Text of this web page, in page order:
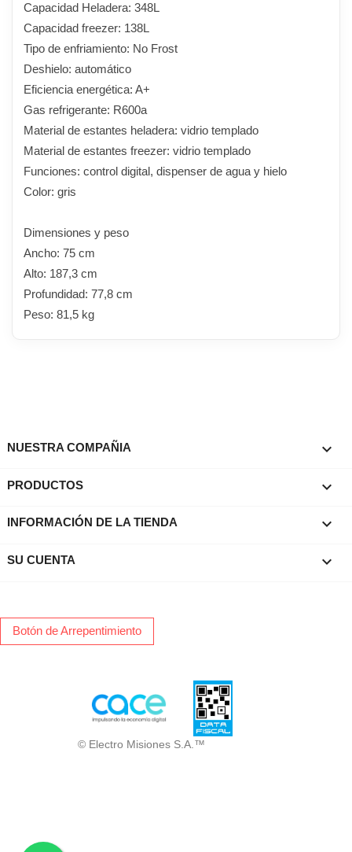
Capacidad Heladera: 348L
Capacidad freezer: 138L
Tipo de enfriamiento: No Frost
Deshielo: automático
Eficiencia energética: A+
Gas refrigerante: R600a
Material de estantes heladera: vidrio templado
Material de estantes freezer: vidrio templado
Funciones: control digital, dispenser de agua y hielo
Color: gris
Dimensiones y peso
Ancho: 75 cm
Alto: 187,3 cm
Profundidad: 77,8 cm
Peso: 81,5 kg
NUESTRA COMPAÑIA 
PRODUCTOS 
INFORMACIÓN DE LA TIENDA keyboard_arrow_down
SU CUENTA 
Botón de Arrepentimiento
© Electro Misiones S.A.™